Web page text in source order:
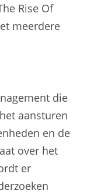
Rise Of
meerdere
die
aansturen
en de
over het
er